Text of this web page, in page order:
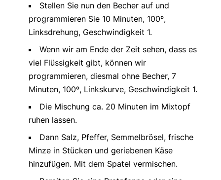
Stellen Sie nun den Becher auf und
programmieren Sie 10 Minuten, 100º,
Linksdrehung, Geschwindigkeit 1.
Wenn wir am Ende der Zeit sehen, dass es
viel Flüssigkeit gibt, können wir
programmieren, diesmal ohne Becher, 7
Minuten, 100º, Linkskurve, Geschwindigkeit 1.
Die Mischung ca. 20 Minuten im Mixtopf
ruhen lassen.
Dann Salz, Pfeffer, Semmelbrösel, frische
Minze in Stücken und geriebenen Käse
hinzufügen. Mit dem Spatel vermischen.